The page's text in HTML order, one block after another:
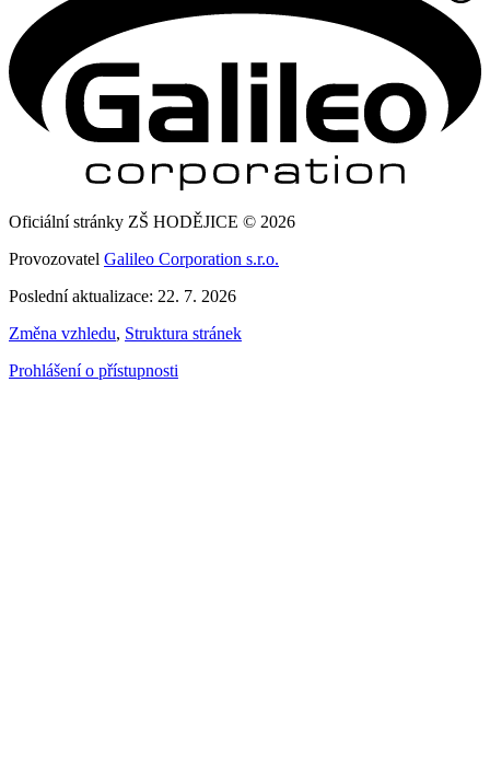
Oficiální stránky ZŠ HODĚJICE © 2026
Provozovatel Galileo Corporation s.r.o.
Poslední aktualizace: 22. 7. 2026
Změna vzhledu, Struktura stránek
Prohlášení o přístupnosti